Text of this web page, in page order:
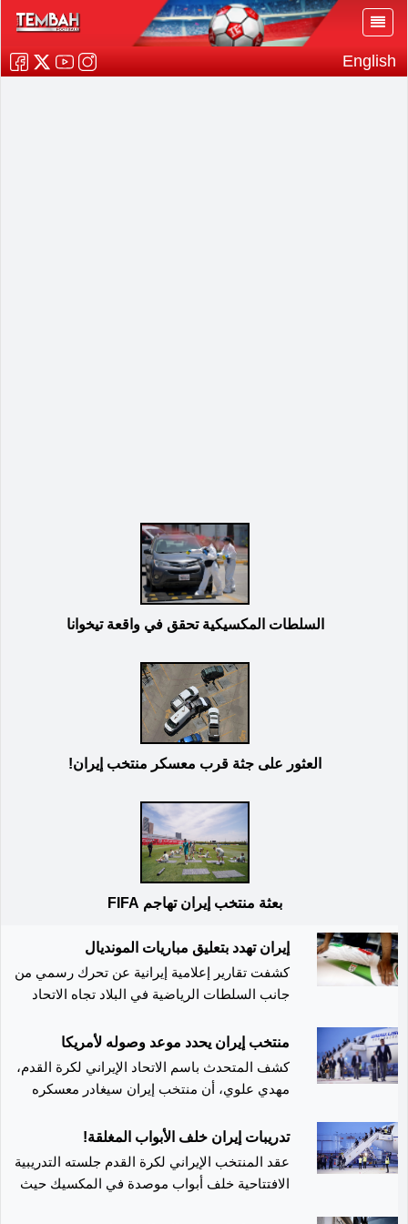
English
السلطات المكسيكية تحقق في واقعة تيخوانا
العثور على جثة قرب معسكر منتخب إيران!
بعثة منتخب إيران تهاجم FIFA
إيران تهدد بتعليق مباريات المونديال
كشفت تقارير إعلامية إيرانية عن تحرك رسمي من
جانب السلطات الرياضية في البلاد تجاه الاتحاد
كأس العالم 2026. ووفقًا للتقارير، أبلغت إيران
مسؤولي "الفيفا" باحتمالية اتخاذ إجراءات قد تصل
تعليق مباريات منتخبها في البطولة، حال السماح
تعتبرها طهران معادية للمنتخب الإيراني داخل
الملاعب المستضيفة للمباريات. وأكد أحمد
وزير الرياضة الإيراني، أن بلاده طالبت الاتحاد الدولي
بضمان عدم استغلال المباريات في أي ممارسات أو
منتخب إيران يحدد موعد وصوله لأمريكا
كشف المتحدث باسم الاتحاد الإيراني لكرة القدم،
مهدي علوي، أن منتخب إيران سيغادر معسكره
قبل 24 ساعة فقط من مباراته الافتتاحية في كأس
العالم 2026 أمام نيوزيلندا، المقررة يوم 15
يونيو. وأوضح علوي أن بعثة المنتخب ستسافر عبر
تدريبات إيران خلف الأبواب المغلقة!
عقد المنتخب الإيراني لكرة القدم جلسته التدريبية
الافتتاحية خلف أبواب موصدة في المكسيك حيث